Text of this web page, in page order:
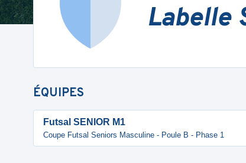
Labelle
ÉQUIPES
Futsal SENIOR M1
Coupe Futsal Seniors Masculine - Poule B - Phase 1